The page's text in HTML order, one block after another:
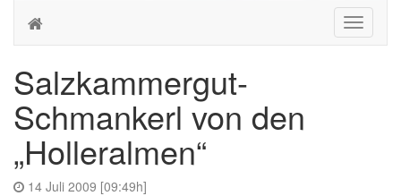
Toggle
Salzkammergut-
Schmankerl von den
„Holleralmen“
14 Juli 2009 [09:49h]